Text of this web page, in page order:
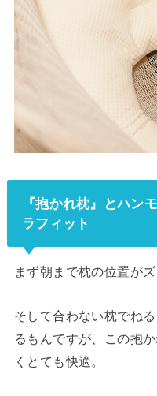
『抱かれ枕』とハン
ラフィット
まず朝まで枕の位置が
そして合わない枕でね
るもんですが、この抱
くとても快適。